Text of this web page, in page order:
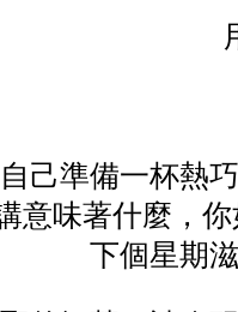
己準備一杯熱
意味著什麼，
下個星期